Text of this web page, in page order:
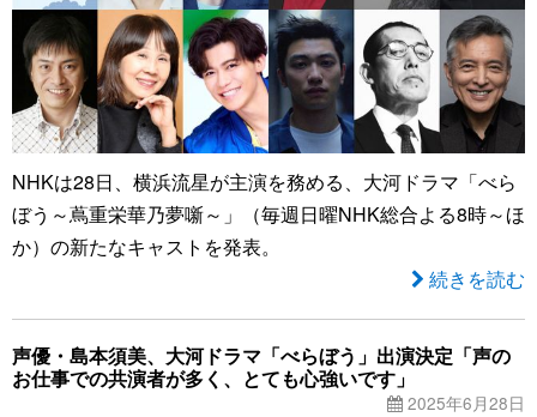
NHKは28日、横浜流星が主演を務める、大河ドラマ「べら
ぼう～蔦重栄華乃夢噺～」（毎週日曜NHK総合よる8時～ほ
か）の新たなキャストを発表。
続きを読む
声優・島本須美、大河ドラマ「べらぼう」出演決定「声の
お仕事での共演者が多く、とても心強いです」
2025年6月28日